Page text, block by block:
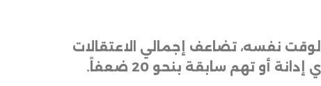
نفسه، تضاعف إجمالي الاعتقالات
.